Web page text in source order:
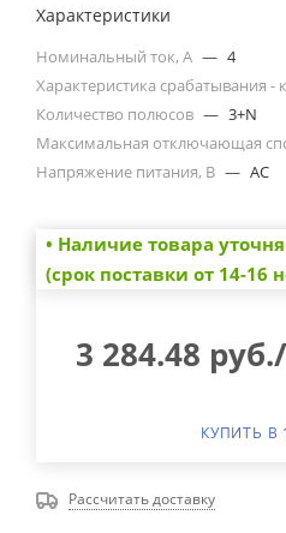
Характеристики
Номинальный ток, А — 4
Характеристика срабатывания -
Количество полюсов — 3+N
Максимальная отключающая
Напряжение питания, В — AC
• Наличие товара
(срок поставки от 14-16
3 284.48 руб.
КУПИТЬ В
Рассчитать доставку